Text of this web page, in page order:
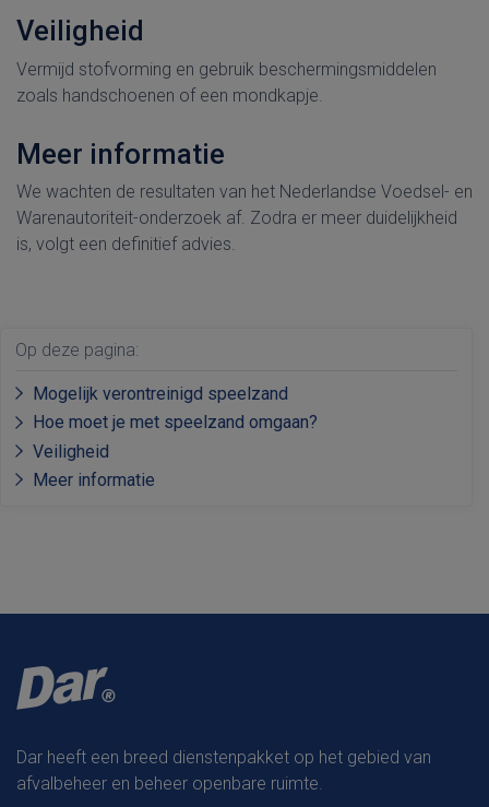
Op deze pagina:
Mogelijk verontreinigd speelzand
Hoe moet je met speelzand omgaan?
Veiligheid
Meer informatie
Veiligheid
Vermijd stofvorming en gebruik beschermingsmiddelen
zoals handschoenen of een mondkapje.
Meer informatie
We wachten de resultaten van het Nederlandse Voedsel- en
Warenautoriteit-onderzoek af. Zodra er meer duidelijkheid
is, volgt een definitief advies.
Dar heeft een breed dienstenpakket op het gebied van
afvalbeheer en beheer openbare ruimte.